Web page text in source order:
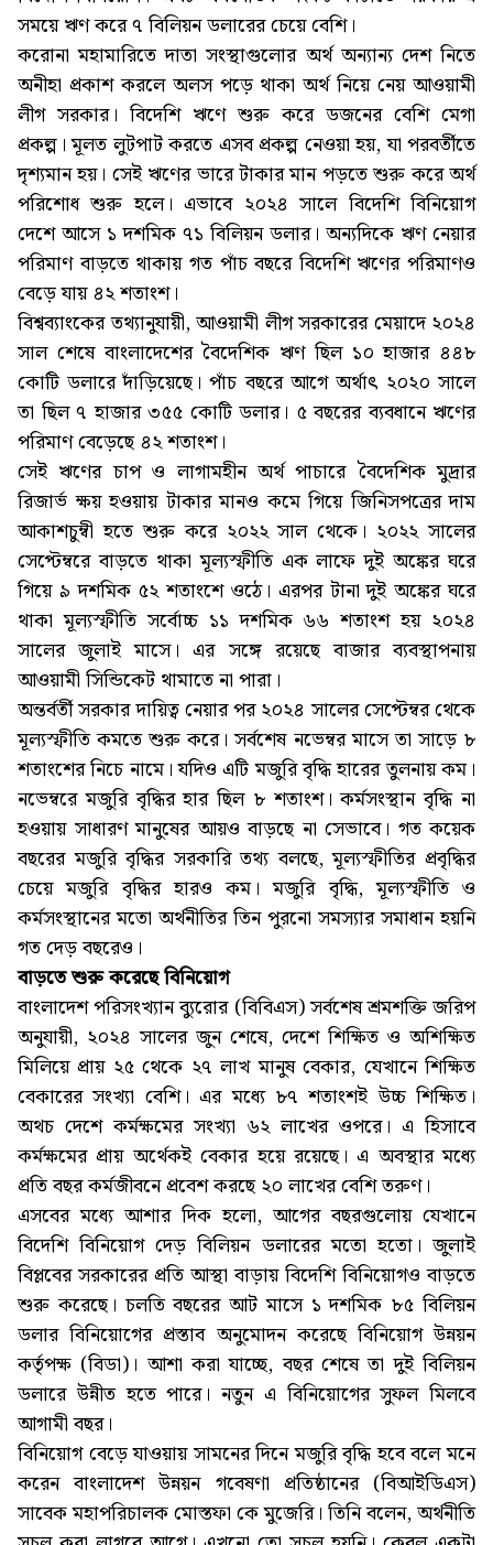
সময়ে ঋণ করে ৭ বিলিয়ন ডলারের চেয়ে বেশি।
করোনা মহামারিতে দাতা সংস্থাগুলোর অর্থ অন্যান্য দেশ নিতে
অনীহা প্রকাশ করলে অলস পড়ে থাকা অর্থ নিয়ে নেয় আওয়ামী
লীগ সরকার। বিদেশি ঋণে শুরু করে ডজনের বেশি মেগা
প্রকল্প। মূলত লুটপাট করতে এসব প্রকল্প নেওয়া হয়, যা পরবর্তীতে
দৃশ্যমান হয়। সেই ঋণের ভারে টাকার মান পড়তে শুরু করে অর্থ
পরিশোধ শুরু হলে। এভাবে ২০২৪ সালে বিদেশি বিনিয়োগ
দেশে আসে ১ দশমিক ৭১ বিলিয়ন ডলার। অন্যদিকে ঋণ নেয়ার
পরিমাণ বাড়তে থাকায় গত পাঁচ বছরে বিদেশি ঋণের পরিমাণও
বেড়ে যায় ৪২ শতাংশ।
বিশ্বব্যাংকের তথ্যানুযায়ী, আওয়ামী লীগ সরকারের মেয়াদে ২০২৪
সাল শেষে বাংলাদেশের বৈদেশিক ঋণ ছিল ১০ হাজার ৪৪৮
কোটি ডলারে দাঁড়িয়েছে। পাঁচ বছরে আগে অর্থাৎ ২০২০ সালে
তা ছিল ৭ হাজার ৩৫৫ কোটি ডলার। ৫ বছরের ব্যবধানে ঋণের
পরিমাণ বেড়েছে ৪২ শতাংশ।
সেই ঋণের চাপ ও লাগামহীন অর্থ পাচারে বৈদেশিক মুদ্রার
রিজার্ভ ক্ষয় হওয়ায় টাকার মানও কমে গিয়ে জিনিসপত্রের দাম
আকাশচুম্বী হতে শুরু করে ২০২২ সাল থেকে। ২০২২ সালের
সেপ্টেম্বরে বাড়তে থাকা মূল্যস্ফীতি এক লাফে দুই অঙ্কের ঘরে
গিয়ে ৯ দশমিক ৫২ শতাংশে ওঠে। এরপর টানা দুই অঙ্কের ঘরে
থাকা মূল্যস্ফীতি সর্বোচ্চ ১১ দশমিক ৬৬ শতাংশ হয় ২০২৪
সালের জুলাই মাসে। এর সঙ্গে রয়েছে বাজার ব্যবস্থাপনায়
আওয়ামী সিন্ডিকেট থামাতে না পারা।
অন্তর্বর্তী সরকার দায়িত্ব নেয়ার পর ২০২৪ সালের সেপ্টেম্বর থেকে
মূল্যস্ফীতি কমতে শুরু করে। সর্বশেষ নভেম্বর মাসে তা সাড়ে ৮
শতাংশের নিচে নামে। যদিও এটি মজুরি বৃদ্ধি হারের তুলনায় কম।
নভেম্বরে মজুরি বৃদ্ধির হার ছিল ৮ শতাংশ। কর্মসংস্থান বৃদ্ধি না
হওয়ায় সাধারণ মানুষের আয়ও বাড়ছে না সেভাবে। গত কয়েক
বছরের মজুরি বৃদ্ধির সরকারি তথ্য বলছে, মূল্যস্ফীতির প্রবৃদ্ধির
চেয়ে মজুরি বৃদ্ধির হারও কম। মজুরি বৃদ্ধি, মূল্যস্ফীতি ও
কর্মসংস্থানের মতো অর্থনীতির তিন পুরনো সমস্যার সমাধান হয়নি
গত দেড় বছরেও।
বাড়তে শুরু করেছে বিনিয়োগ
বাংলাদেশ পরিসংখ্যান ব্যুরোর (বিবিএস) সর্বশেষ শ্রমশক্তি জরিপ
অনুযায়ী, ২০২৪ সালের জুন শেষে, দেশে শিক্ষিত ও অশিক্ষিত
মিলিয়ে প্রায় ২৫ থেকে ২৭ লাখ মানুষ বেকার, যেখানে শিক্ষিত
বেকারের সংখ্যা বেশি। এর মধ্যে ৮৭ শতাংশই উচ্চ শিক্ষিত।
অথচ দেশে কর্মক্ষমের সংখ্যা ৬২ লাখের ওপরে। এ হিসাবে
কর্মক্ষমের প্রায় অর্থেকই বেকার হয়ে রয়েছে। এ অবস্থার মধ্যে
প্রতি বছর কর্মজীবনে প্রবেশ করছে ২০ লাখের বেশি তরুণ।
এসবের মধ্যে আশার দিক হলো, আগের বছরগুলোয় যেখানে
বিদেশি বিনিয়োগ দেড় বিলিয়ন ডলারের মতো হতো। জুলাই
বিপ্লবের সরকারের প্রতি আস্থা বাড়ায় বিদেশি বিনিয়োগও বাড়তে
শুরু করেছে। চলতি বছরের আট মাসে ১ দশমিক ৮৫ বিলিয়ন
ডলার বিনিয়োগের প্রস্তাব অনুমোদন করেছে বিনিয়োগ উন্নয়ন
কর্তৃপক্ষ (বিডা)। আশা করা যাচ্ছে, বছর শেষে তা দুই বিলিয়ন
ডলারে উন্নীত হতে পারে। নতুন এ বিনিয়োগের সুফল মিলবে
আগামী বছর।
বিনিয়োগ বেড়ে যাওয়ায় সামনের দিনে মজুরি বৃদ্ধি হবে বলে মনে
করেন বাংলাদেশ উন্নয়ন গবেষণা প্রতিষ্ঠানের (বিআইডিএস)
সাবেক মহাপরিচালক মোস্তফা কে মুজেরি। তিনি বলেন, অর্থনীতি